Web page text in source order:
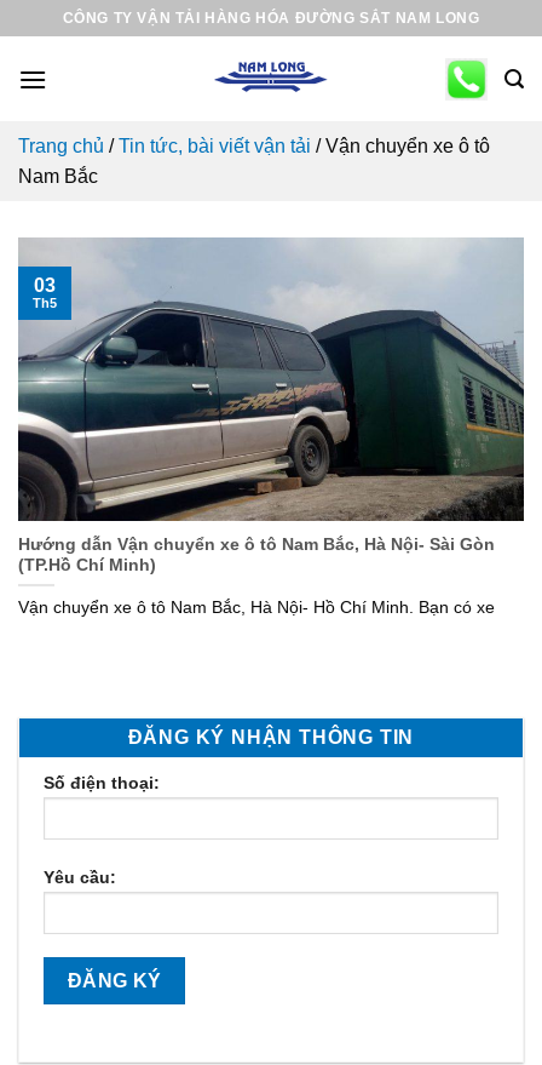
content
CÔNG TY VẬN TẢI HÀNG HÓA ĐƯỜNG SẮT NAM LONG
Trang chủ /Tin tức, bài viết vận tải /Vận chuyển xe ô tô
Nam Bắc
Hướng dẫn Vận chuyển xe ô tô Nam Bắc, Hà Nội- Sài Gòn
(TP.Hồ Chí Minh)
Vận chuyển xe ô tô Nam Bắc, Hà Nội- Hồ Chí Minh. Bạn có xe
03
Th5
ĐĂNG KÝ NHẬN THÔNG TIN
Số điện thoại:
Yêu cầu: